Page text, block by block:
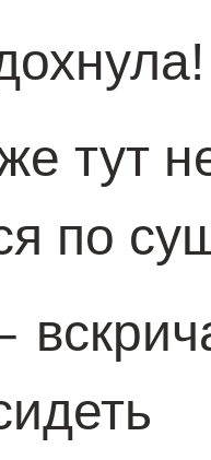
тут
по